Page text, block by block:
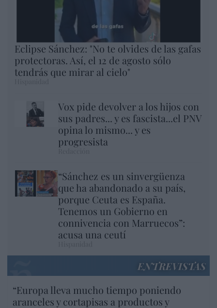
Eclipse Sánchez: "No te olvides de las gafas
protectoras. Así, el 12 de agosto sólo
tendrás que mirar al cielo"
Vox pide devolver a los hijos con
sus padres... y es fascista...el PNV
opina lo mismo... y es
progresista
“Sánchez es un sinvergüenza
que ha abandonado a su país,
porque Ceuta es España.
Tenemos un Gobierno en
connivencia con Marruecos”:
acusa una ceutí
ENTREVISTAS
“Europa lleva mucho tiempo poniendo
aranceles y cortapisas a productos y